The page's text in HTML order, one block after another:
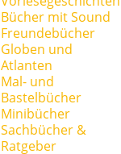
Bücher mit Sound
Freundebücher
Globen und
Atlanten
Mal- und
Bastelbücher
Minibücher
Sachbücher &
Ratgeber